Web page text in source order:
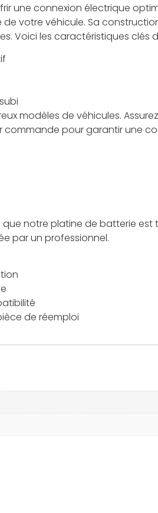
une connexion électrique
votre véhicule. Sa
Voici les caractéristiques clés
modèles de véhicules.
pour garantir une
que notre platine de batterie
par un professionnel.
de réemploi